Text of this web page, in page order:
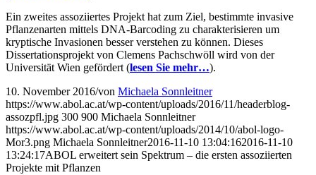
Ein zweites assoziiertes Projekt hat zum Ziel, bestimmte invasive
Pflanzenarten mittels DNA-Barcoding zu charakterisieren um
kryptische Invasionen besser verstehen zu können. Dieses
Dissertationsprojekt von Clemens Pachschwöll wird von der
Universität Wien gefördert (lesen Sie mehr…).
10. November 2016/von Michaela Sonnleitner
https://www.abol.ac.at/wp-content/uploads/2016/11/headerblog-
assozpfl.jpg 300 900 Michaela Sonnleitner
https://www.abol.ac.at/wp-content/uploads/2014/10/abol-logo-
Mor3.png Michaela Sonnleitner2016-11-10 13:04:162016-11-10
13:24:17ABOL erweitert sein Spektrum – die ersten assoziierten
Projekte mit Pflanzen